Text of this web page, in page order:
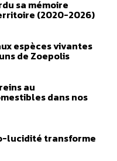
sa mémoire
(2020-2026)
espèces vivantes
de Zoepolis
au
dans nos
lucidité transforme